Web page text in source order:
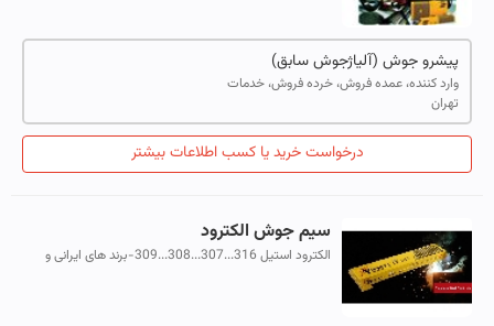
پیشرو جوش (آلیاژجوش سابق)
وارد کننده، عمده فروش، خرده فروش، خدمات
تهران
درخواست خرید یا کسب اطلاعات بیشتر
سیم جوش الکترود
الکترود استیل 316...307...308...309-برند های ایرانی و